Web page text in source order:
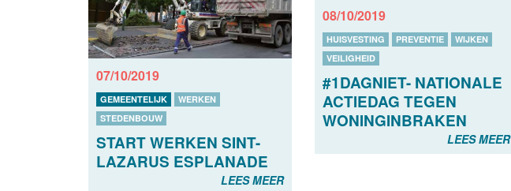
08/10/2019
HUISVESTING PREVENTIE
WIJKEN
VEILIGHEID
#1DAGNIET- NATIONALE
ACTIEDAG TEGEN
WONINGINBRAKEN
LEES MEER
07/10/2019
GEMEENTELIJK
WERKEN
STEDENBOUW
START WERKEN SINT-
LAZARUS ESPLANADE
LEES MEER